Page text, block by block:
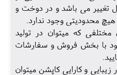
تغییر می باشد و در دوخت و
محدودیتی وجود ندارد.
مختلفی که میتوان در تولید
با بخش فروش و سفارشات
و کارایی کاپشن میتوان